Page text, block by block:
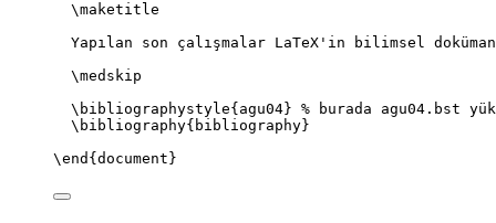
\maketitle
Yapılan son çalışmalar LaTeX'in bilimsel
\medskip
\bibliographystyle{agu04} % burada agu04.bst
\bibliography{bibliography}
\end { document }